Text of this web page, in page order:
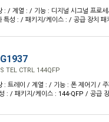
: / 계열 : / 기능 : 디지널 시그널 프로
특성 : / 패키지/케이스 : / 공급 장치 패
TEL CTRL 144QFP
: 트레이 / 계열 : / 기능 : 폰 제어기 /
: / 패키지/케이스 : 144-QFP / 공급